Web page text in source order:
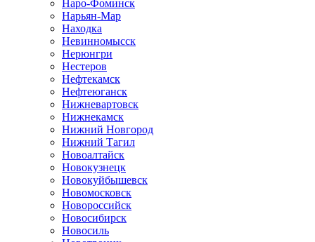
Наро-Фоминск
Нарьян-Мар
Находка
Невинномысск
Нерюнгри
Нестеров
Нефтекамск
Нефтеюганск
Нижневартовск
Нижнекамск
Нижний Новгород
Нижний Тагил
Новоалтайск
Новокузнецк
Новокуйбышевск
Новомосковск
Новороссийск
Новосибирск
Новосиль